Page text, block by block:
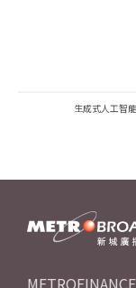
生成式人工智